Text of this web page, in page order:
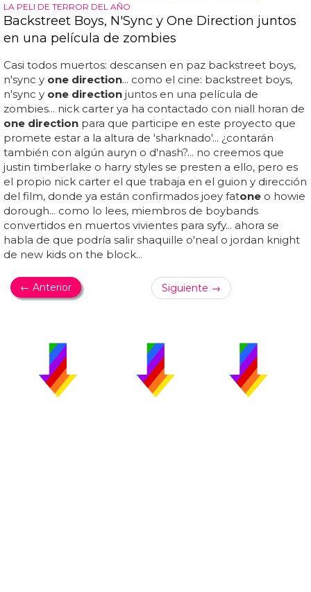
LA PELI DE TERROR DEL AÑO
Backstreet Boys, N'Sync y One Direction juntos
en una película de zombies
Casi todos muertos: descansen en paz backstreet boys,
n'sync y one direction... como el cine: backstreet boys,
n'sync y one direction juntos en una película de
zombies... nick carter ya ha contactado con niall horan de
one direction para que participe en este proyecto que
promete estar a la altura de 'sharknado'... ¿contarán
también con algún auryn o d'nash?... no creemos que
justin timberlake o harry styles se presten a ello, pero es
el propio nick carter el que trabaja en el guion y dirección
del film, donde ya están confirmados joey fatone o howie
dorough... como lo lees, miembros de boybands
convertidos en muertos vivientes para syfy... ahora se
habla de que podría salir shaquille o'neal o jordan knight
de new kids on the block...
← Anterior Siguiente →